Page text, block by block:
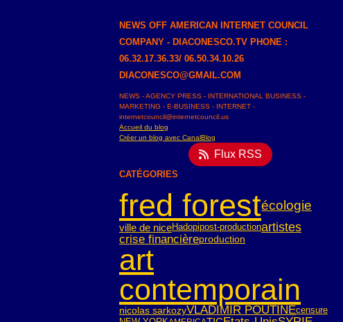
NEWS OFF AMERICAN INTERNET COUNCIL
COMPANY - DIACONESCO.TV PHONE :
06.32.17.36.33/ 06.50.34.10.26
DIACONESCO@GMAIL.COM
NEWS - AGENCY PRESS - INTERNATIONAL BUSINESS -
MARKETING - E-BUSINESS - INTERNET -
internetcouncil@internetcouncil.us
Accueil du blog
Créer un blog avec CanalBlog
Flux RSS
CATÉGORIES
fred forestécologie
ville de niceHadopipost-productionartistes
crise financièreproduction
art
contemporain
nicolas sarkozyVLADIMIR POUTINEcensure